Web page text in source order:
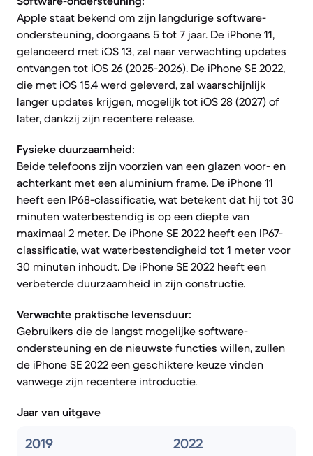
Apple staat bekend om zijn langdurige software-
ondersteuning, doorgaans 5 tot 7 jaar. De iPhone 11,
gelanceerd met iOS 13, zal naar verwachting updates
ontvangen tot iOS 26 (2025-2026). De iPhone SE 2022,
die met iOS 15.4 werd geleverd, zal waarschijnlijk
langer updates krijgen, mogelijk tot iOS 28 (2027) of
later, dankzij zijn recentere release.
Fysieke duurzaamheid:
Beide telefoons zijn voorzien van een glazen voor- en
achterkant met een aluminium frame. De iPhone 11
heeft een IP68-classificatie, wat betekent dat hij tot 30
minuten waterbestendig is op een diepte van
maximaal 2 meter. De iPhone SE 2022 heeft een IP67-
classificatie, wat waterbestendigheid tot 1 meter voor
30 minuten inhoudt. De iPhone SE 2022 heeft een
verbeterde duurzaamheid in zijn constructie.
Verwachte praktische levensduur:
Gebruikers die de langst mogelijke software-
ondersteuning en de nieuwste functies willen, zullen
de iPhone SE 2022 een geschiktere keuze vinden
vanwege zijn recentere introductie.
Jaar van uitgave
2019 2022